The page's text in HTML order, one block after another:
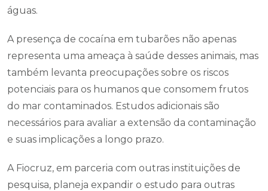
águas.
A presença de cocaína em tubarões não apenas
representa uma ameaça à saúde desses animais, mas
também levanta preocupações sobre os riscos
potenciais para os humanos que consomem frutos
do mar contaminados. Estudos adicionais são
necessários para avaliar a extensão da contaminação
e suas implicações a longo prazo.
A Fiocruz, em parceria com outras instituições de
pesquisa, planeja expandir o estudo para outras